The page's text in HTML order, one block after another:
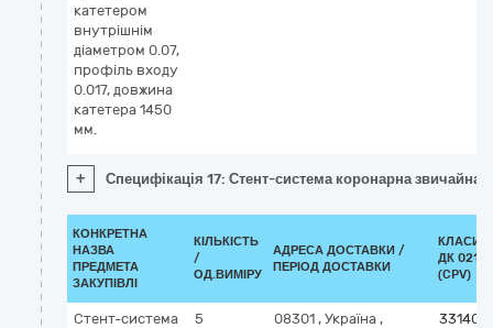
катетером
внутрішнім
діаметром 0.07,
профіль входу
0.017, довжина
катетера 1450
мм.
+ Специфікація 17: Стент-система коронарна
КОНКРЕТНА
НАЗВА
ПРЕДМЕТА
ЗАКУПІВЛІ
КІЛЬКІСТЬ
/
ОД.ВИМІРУ
АДРЕСА ДОСТАВКИ /
ПЕРІОД ДОСТАВКИ
ДК
(CPV)
Стент-система
5
08301 , Україна ,